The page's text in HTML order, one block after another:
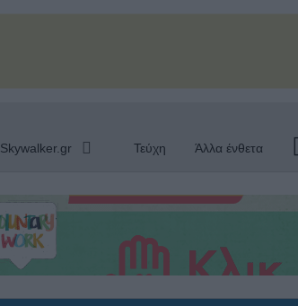
Skywalker.gr Τεύχη Άλλα ένθετα